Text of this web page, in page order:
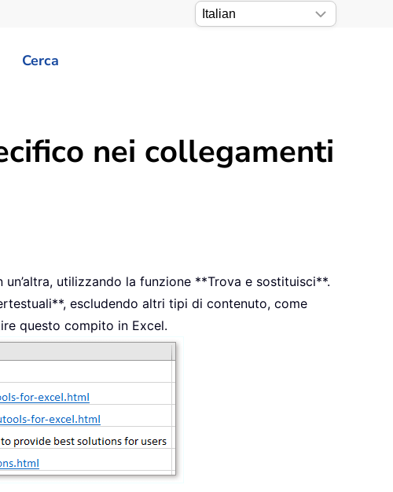
Cerca
nei collegamenti
utilizzando la funzione **Trova e sostituisci**.
escludendo altri tipi di contenuto, come
questo compito in Excel.